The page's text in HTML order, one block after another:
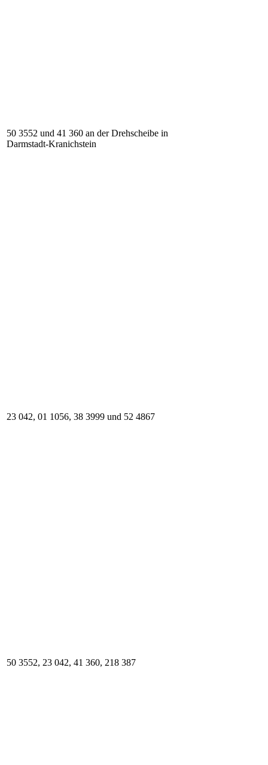
50 3552 und 41 360 an der Drehscheibe in
Darmstadt-Kranichstein
23 042, 01 1056, 38 3999 und 52 4867
50 3552, 23 042, 41 360, 218 387